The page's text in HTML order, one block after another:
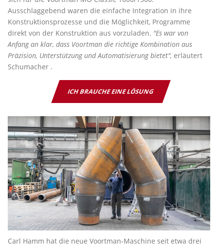
Ausschlaggebend waren die einfache Integration in ihre
Konstruktionsprozesse und die Möglichkeit, Programme
direkt von der Konstruktion aus vorzuladen. "Es war von
Anfang an klar, dass Voortman die richtige Kombination aus
Präzision, Unterstützung und Automatisierung bietet", erläutert
Schumacher .
ICH BRAUCHE EINE LÖSUNG
Carl Hamm hat die neue Voortman-Maschine seit etwa drei